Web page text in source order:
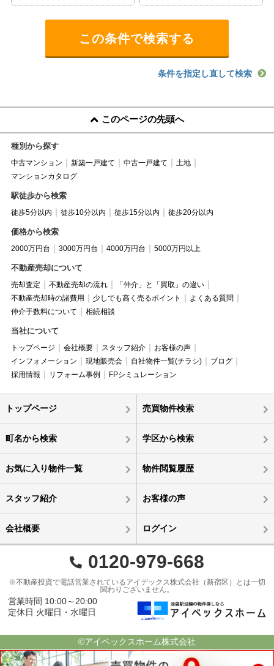
条件を指定し直して検索
このページの先頭へ
種別から探す
中古マンション 新築一戸建て 中古一戸建て
土地
マンションカタログ
駅徒歩から検索
徒歩5分以内 徒歩10分以内 徒歩15分以内 徒歩20分以内
価格から検索
2000万円台 3000万円台 4000万円台 5000万円以上
不動産売却について
売却査定 不動産売却の流れ
「仲介」と「買取」の違い
不動産売却時の諸費用
少しでも高く売るポイント
よくある質問
仲介手数料について
相続相談
当社について
トップページ 会社概要 スタッフ紹介
お客様の声
インフォメーション
現地販売会 自社物件一覧(チラシ)
ブログ
採用情報
リフォーム事例 FPシミュレーション
トップページ 売買物件検索
町名から検索 学区から検索
お気に入り物件一覧 物件閲覧履歴
スタッフ紹介 お客様の声
会社概要 ログイン
0120-979-668
※不動産投資で電話営業されているアイデックス株式会社（新宿区）とは一切
関わりございません。
営業時間 10:00～20:00
定休日 火曜日・水曜日
©アイベックスホーム株式会社